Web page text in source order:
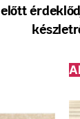
előtt